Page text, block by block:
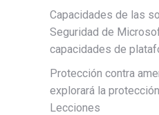
Capacidades de las
Seguridad de
capacidades de
Protección contra
explorará la
Lecciones